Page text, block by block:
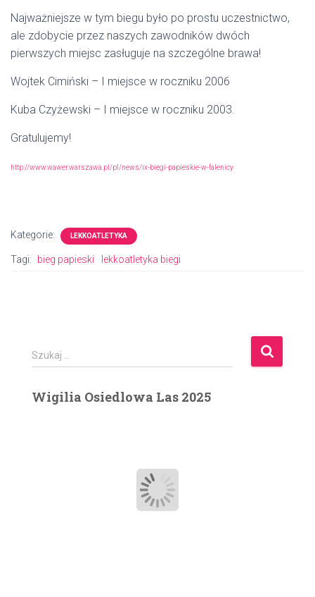
Najważniejsze w tym biegu było po prostu uczestnictwo,
ale zdobycie przez naszych zawodników dwóch
pierwszych miejsc zasługuje na szczególne brawa!
Wojtek Cimiński – I miejsce w roczniku 2006
Kuba Czyżewski – I miejsce w roczniku 2003.
Gratulujemy!
http://www.wawer.warszawa.pl/pl/news/ix-biegi-papieskie-w-falenicy
Kategorie: LEKKOATLETYKA
Tagi: bieg papieski lekkoatletyka biegi
S
z
k
Szukaj …
Wigilia Osiedlowa Las 2025